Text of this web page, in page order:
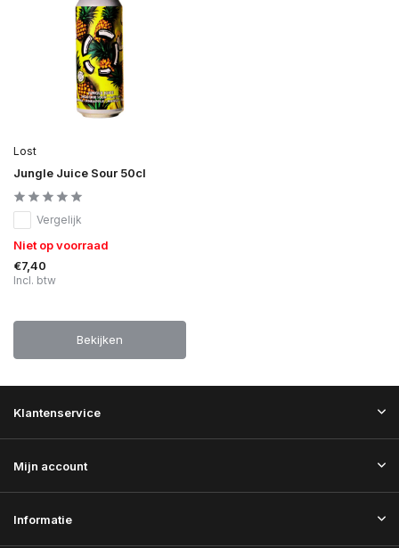
Lost
Jungle Juice Sour 50cl
Vergelijk
Niet op voorraad
€7,40
Incl. btw
Bekijken
Klantenservice
Mijn account
Informatie